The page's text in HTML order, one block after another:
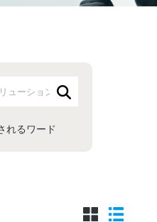
れるワード